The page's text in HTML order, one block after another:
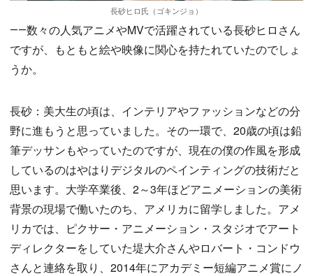
長砂ヒロ氏（ゴキンジョ）
――数々の人気アニメやMVで活躍されている長砂ヒロさん
ですが、もともと絵や映像に関心を持たれていたのでしょ
うか。
長砂：美大生の頃は、インテリアやファッションなどの分
野に進もうと思っていました。その一環で、20歳の頃は鉛
筆デッサンもやっていたのですが、現在の僕の作風を形成
しているのはやはりデジタルのペインティングの技術だと
思います。大学卒業後、2～3年ほどアニメーションの美術
背景の現場で働いたのち、アメリカに留学しました。アメ
リカでは、ピクサー・アニメーション・スタジオでアート
ディレクターをしていた堤大介さんやロバート・コンドウ
さんと連絡を取り、2014年にアカデミー短編アニメ賞にノ